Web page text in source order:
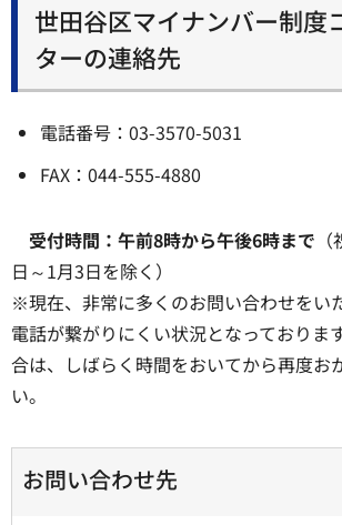
世田谷区マイナンバー制度
ターの連絡先
電話番号：03-3570-5031
FAX：044-555-4880
受付時間：午前8時から午後6時まで
日～1月3日を除く）
※現在、非常に多くのお問い合わせをい
電話が繋がりにくい状況となっておりま
合は、しばらく時間をおいてから再度お
い。
お問い合わせ先